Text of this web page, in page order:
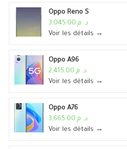
Oppo Reno S
د. م.3,045.00
Voir les détails →
Oppo A96
د. م.2,415.00
Voir les détails →
Oppo A76
د. م.3,665.00
Voir les détails →